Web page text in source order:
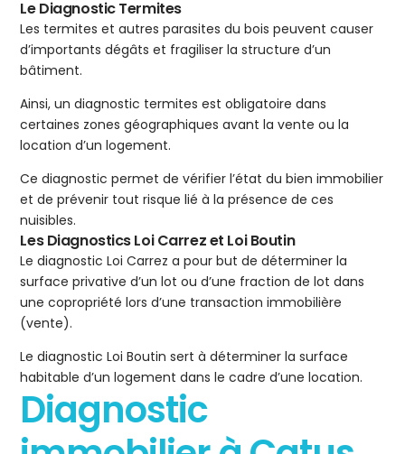
Le Diagnostic Termites
Les termites et autres parasites du bois peuvent causer
d’importants dégâts et fragiliser la structure d’un
bâtiment.
Ainsi, un diagnostic termites est obligatoire dans
certaines zones géographiques avant la vente ou la
location d’un logement.
Ce diagnostic permet de vérifier l’état du bien immobilier
et de prévenir tout risque lié à la présence de ces
nuisibles.
Les Diagnostics Loi Carrez et Loi Boutin
Le diagnostic Loi Carrez a pour but de déterminer la
surface privative d’un lot ou d’une fraction de lot dans
une copropriété lors d’une transaction immobilière
(vente).
Le diagnostic Loi Boutin sert à déterminer la surface
habitable d’un logement dans le cadre d’une location.
Diagnostic